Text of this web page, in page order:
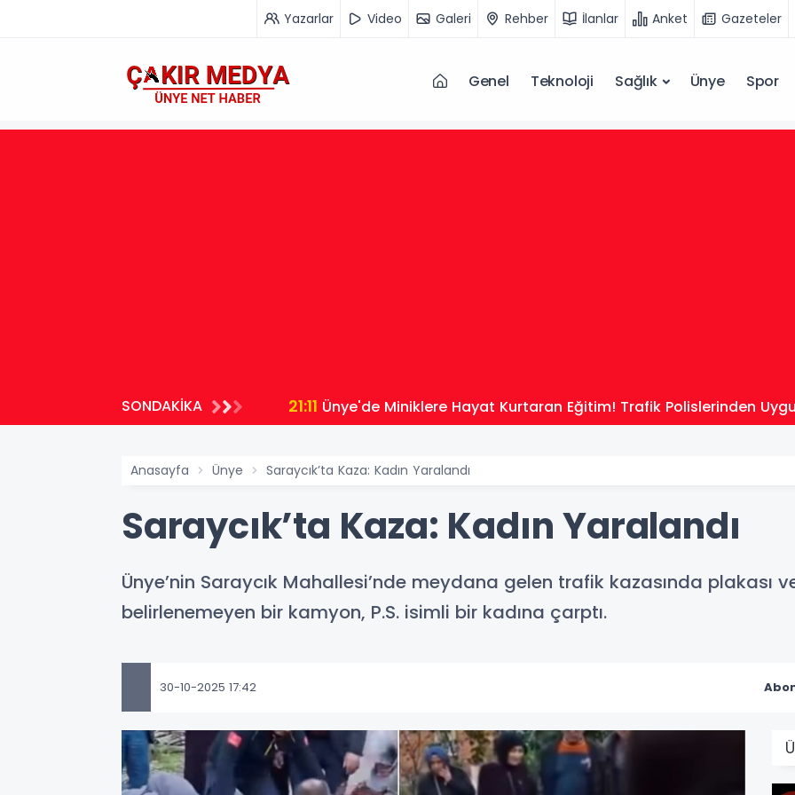
Yazarlar Video Galeri Rehber İlanlar Anket Gazeteler
Genel Teknoloji Sağlık Ünye Spor
SONDAKİKA 21:11 Ünye'de Miniklere Hayat Kurtaran Eğitim! Trafik Polislerinden
Anasayfa Ünye Saraycık’ta Kaza: Kadın Yaralandı
Saraycık’ta Kaza: Kadın Yaralandı
Ünye’nin Saraycık Mahallesi’nde meydana gelen trafik kazasında plakası
belirlenemeyen bir kamyon, P.S. isimli bir kadına çarptı.
30-10-2025 17:42